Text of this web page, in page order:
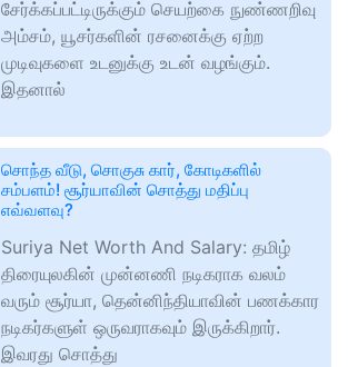
சேர்க்கப்பட்டிருக்கும் செயற்கை நுண்ணறிவு
அம்சம், யூசர்களின் ரசனைக்கு ஏற்ற
முடிவுகளை உடனுக்கு உடன் வழங்கும்.
இதனால்
சொந்த வீடு, சொகுசு கார், கோடிகளில்
சம்பளம்! சூர்யாவின் சொத்து மதிப்பு
எவ்வளவு?
Suriya Net Worth And Salary: தமிழ்
திரையுலகின் முன்னணி நடிகராக வலம்
வரும் சூர்யா, தென்னிந்தியாவின் பணக்கார
நடிகர்களுள் ஒருவராகவும் இருக்கிறார்.
இவரது சொத்து